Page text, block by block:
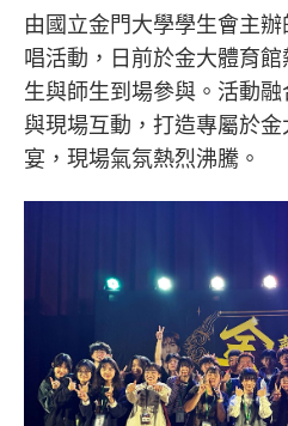
由國立金門大學學生會主
唱活動，日前於金大體育
生與師生到場參與。活動
與現場互動，打造專屬於
宴，現場氣氛熱烈沸騰。